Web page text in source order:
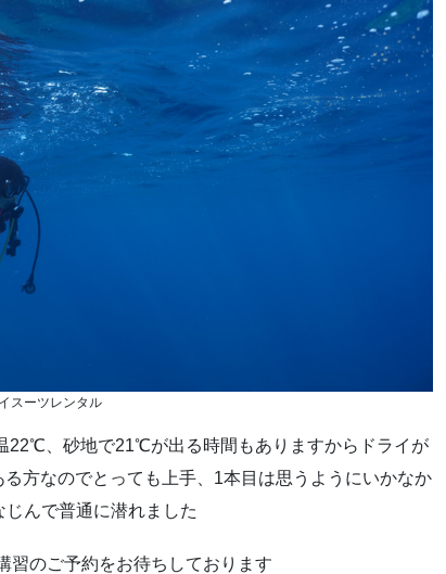
スーツレンタル
22℃、砂地で21℃が出る時間もありますからドライが
方なのでとっても上手、1本目は思うようにいかなか
んで普通に潜れました
習のご予約をお待ちしております